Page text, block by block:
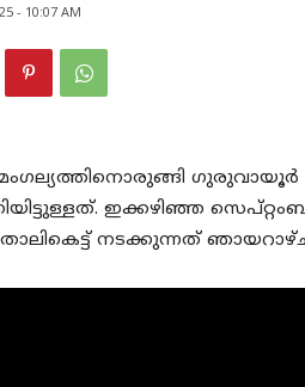
- 10:07 AM
ഗുരുവായൂർ
ഇക്കഴിഞ്ഞ
നടക്കുന്നത്